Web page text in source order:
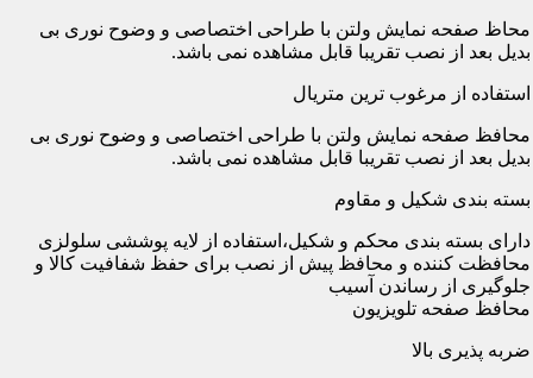
محاظ صفحه نمایش ولتن با طراحی اختصاصی و وضوح نوری بی
بدیل بعد از نصب تقریبا قابل مشاهده نمی باشد.
استفاده از مرغوب ترین متریال
محافظ صفحه نمایش ولتن با طراحی اختصاصی و وضوح نوری بی
بدیل بعد از نصب تقریبا قابل مشاهده نمی باشد.
بسته بندی شکیل و مقاوم
دارای بسته بندی محکم و شکیل،استفاده از لایه پوششی سلولزی
محافظت کننده و محافظ پیش از نصب برای حفظ شفافیت کالا و
جلوگیری از رساندن آسیب
محافظ صفحه تلویزیون
ضربه پذیری بالا